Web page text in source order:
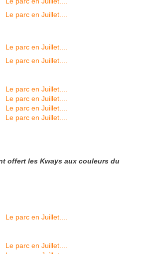
offert les Kways aux couleurs du